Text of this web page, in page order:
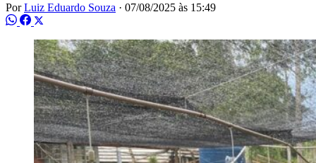
PorLuiz Eduardo Souza · 07/08/2025 às 15:49